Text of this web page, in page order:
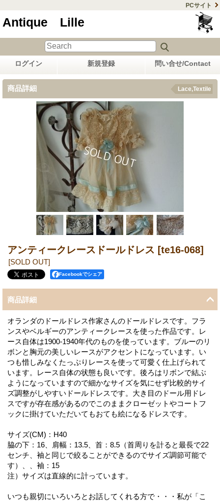
PCサイト
Antique Lille
ログイン 新規登録 問い合せ/Contact
商品詳細 Lace,Textile
アンティークレースドールドレス [te16-068]
[SOLD OUT]
Facebookでシェア
商品詳細
オランダのドールドレス作家さんのドールドレスです。フラ
ンスやベルギーのアンティークレースを使った作品です。レ
ース自体は1900-1940年代のものを使っています。ブルーのリ
ボンと胸元の美しいレースがアクセントになっています。い
つも惜しみなくたっぷりレースを使って可愛く仕上げられて
います。レース自体の状態も良いです。後ろはリボンで結ぶ
ようになっていますので細かなサイズを気にせず比較的サイ
ズ調整がしやすいドールドレスです。大き目のドール用ドレ
スですが存在感があるのでこのままクローゼットやコートフ
ックに掛けていただいてもおても絵になるドレスです。
サイズ(CM)：H40
脇の下：16、肩幅：13.5、首：8.5（首周りを計ると最長で22
センチ、袖と同じで絞ることができるのでサイズ調節可能で
す）、、袖：15
注）サイズは直線的に計っています。
いつも親切にいろいろとお話してくれる方で・・・私が「こ